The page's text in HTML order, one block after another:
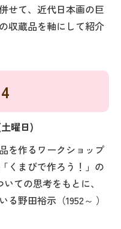
せて、近代日本画の巨
収蔵品を軸にして紹介
曜日)
を作るワークショップ
くまびで作ろう！」の
ての思考をもとに、
野田裕示（1952～ ）